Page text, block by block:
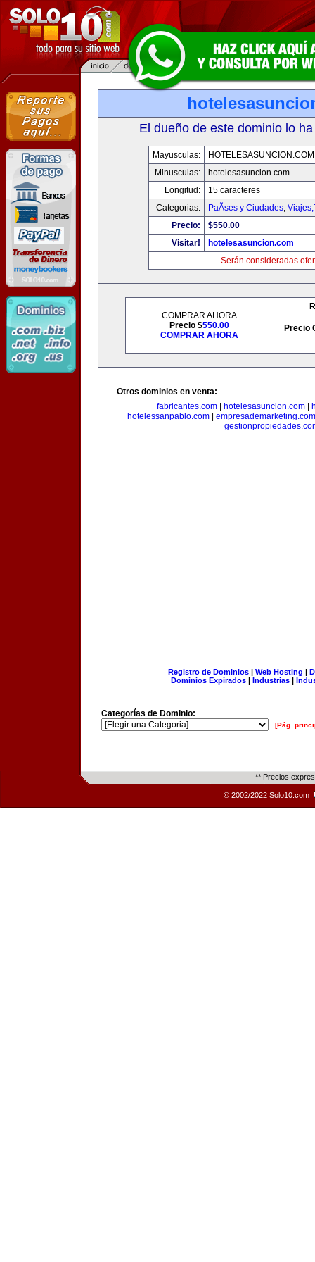
El dueño de este dominio lo
Mayusculas:
HOTELESASUNCION.COM
Minusculas:
hotelesasuncion.com
Longitud:
15 caracteres
Categorias:
PaÃ­ses y Ciudades,
Precio:
$550.00
Visitar!
hotelesasuncion.com
Serán consideradas
COMPRAR AHORA
Precio $550.00
COMPRAR AHORA
Precio
Otros dominios en venta:
fabricantes.com
hotelesasuncion.com
hotelessanpablo.com| empresademarketing.com
Registro de Dominios| Web Hosting |
Dominios Expirados | Industrias |
Categorías de Dominio:
[Pág.
** Precios
© 2002/2022 Solo10.com